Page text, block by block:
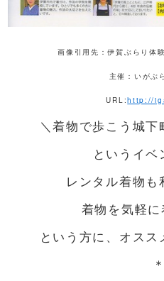
画像引用先：伊賀ぶらり体
主催：いがぶ
URL:http://
＼着物で歩こう城
というイ
レンタル着物
着物を気軽
という方に、オスス
＊